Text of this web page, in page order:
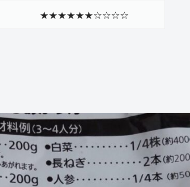
★★★★★★☆☆☆☆